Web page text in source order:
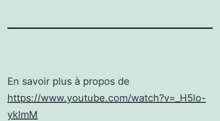
En savoir plus à propos de
https://www.youtube.com/watch?v=_H5lo-
yklmM